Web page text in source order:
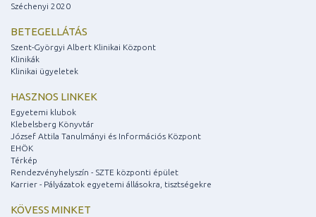
Széchenyi 2020
BETEGELLÁTÁS
Szent-Györgyi Albert Klinikai Központ
Klinikák
Klinikai ügyeletek
HASZNOS LINKEK
Egyetemi klubok
Klebelsberg Könyvtár
József Attila Tanulmányi és Információs Központ
EHÖK
Térkép
Rendezvényhelyszín - SZTE központi épület
Karrier - Pályázatok egyetemi állásokra, tisztségekre
KÖVESS MINKET